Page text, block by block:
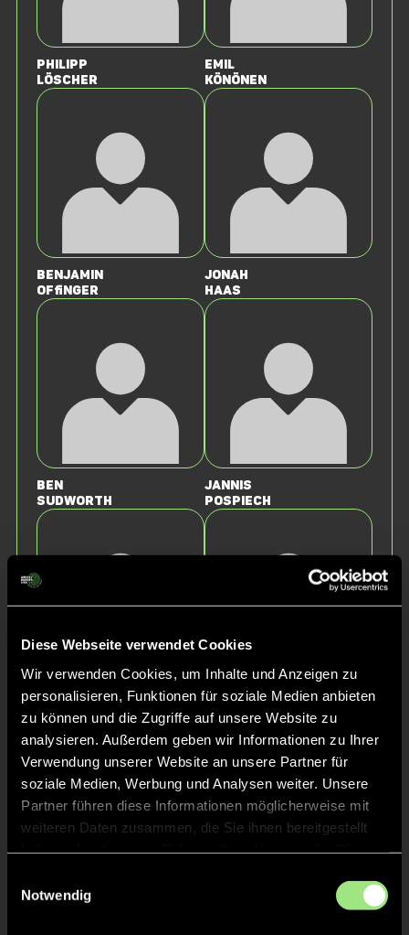
Diese Webseite verwendet Cookies
Wir verwenden Cookies, um Inhalte und Anzeigen zu
personalisieren, Funktionen für soziale Medien anbieten
zu können und die Zugriffe auf unsere Website zu
analysieren. Außerdem geben wir Informationen zu Ihrer
Verwendung unserer Website an unsere Partner für
soziale Medien, Werbung und Analysen weiter. Unsere
Partner führen diese Informationen möglicherweise mit
weiteren Daten zusammen, die Sie ihnen bereitgestellt
Notwendig
Philipp
Löscher
Emil
Könönen
Benjamin
Offinger
Jonah
Haas
Ben
Sudworth
Jannis
Pospiech
Fynn
Kuchenbuch
Maximilian
Mannl